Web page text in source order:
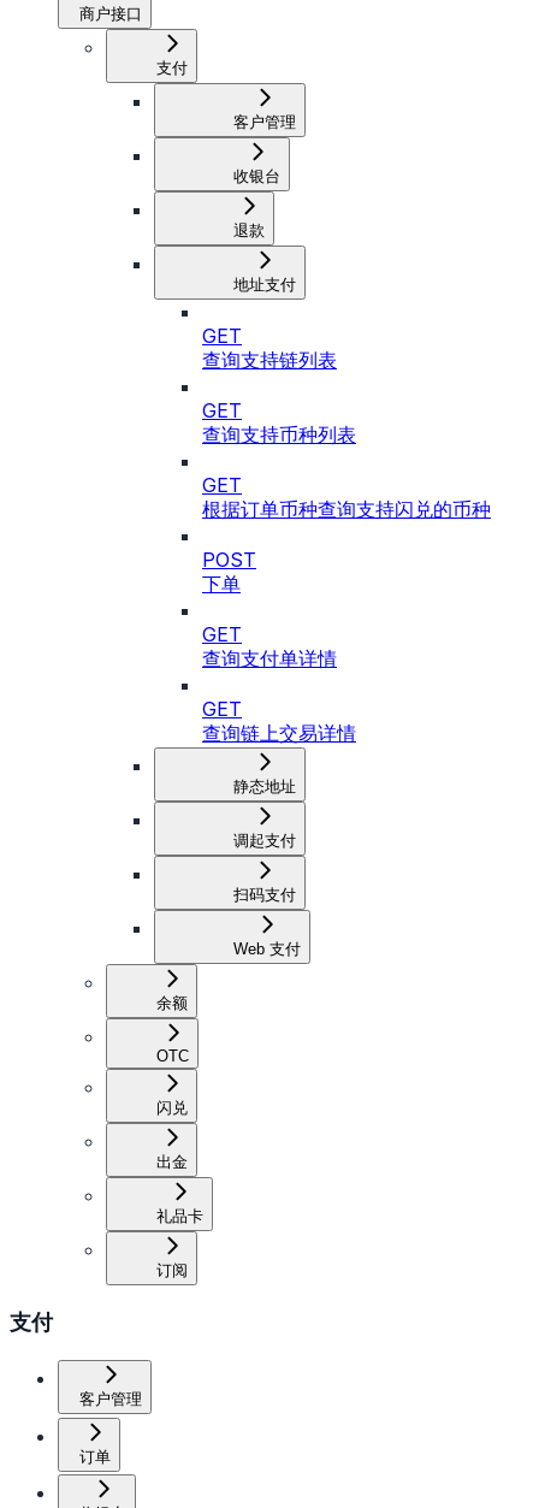
商户接口
支付
客户管理
收银台
退款
地址支付
GET
查询支持链列表
GET
查询支持币种列表
GET
根据订单币种查询支持闪兑的币种
POST
下单
GET
查询支付单详情
GET
查询链上交易详情
静态地址
调起支付
扫码支付
Web 支付
余额
OTC
闪兑
出金
礼品卡
订阅
支付
客户管理
订单